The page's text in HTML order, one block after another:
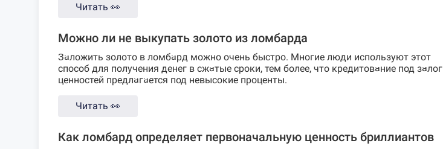
Читать 👀
Можно ли не выкупать золото из ломбарда
Заложить золото в ломбард можно очень быстро. Многие люди используют этот
способ для получения денег в сжатые сроки, тем более, что кредитование под залог
ценностей предлагается под невысокие проценты.
Читать 👀
Как ломбард определяет первоначальную ценность бриллиантов